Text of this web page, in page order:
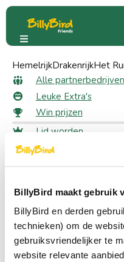
BillyBird maakt gebruik
BillyBird en derden
technieken) om de
gebruiksvriendelijker te
website relevante
HemelrijkDrakenrijkHet
Alle partnerbedrijven
Leuke Extra's
Win prijzen
Lid worden
Inloggen
Taal kiezen
Nederlands
English
Deutsch
Partner worden
Asteria
10% korting
11 likes
Claim jouw korting
korting aan. Meld je aan
verzilveren.
Aanmelden
Geniet van een avond vol